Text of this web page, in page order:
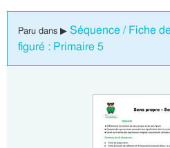
Paru dans ▶ Séquence / Fiche
figuré : Primaire 5